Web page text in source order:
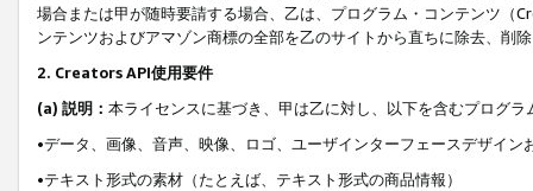
場合または甲が随時要請する場合、乙は、プログラム・コンテンツ（
ンテンツおよびアマゾン商標の全部を乙のサイトから直ちに除去、削
2. Creators API使用要件
(a) 説明： 本ライセンスに基づき、甲は乙に対し、以下を含むプログ
•データ、画像、音声、映像、ロゴ、ユーザインターフェースデザイ
•テキスト形式の素材（たとえば、テキスト形式の商品情報）